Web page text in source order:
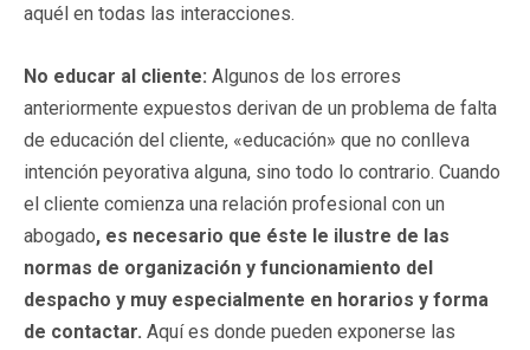
aquél en todas las interacciones.
No educar al cliente: Algunos de los errores
anteriormente expuestos derivan de un problema de falta
de educación del cliente, «educación» que no conlleva
intención peyorativa alguna, sino todo lo contrario. Cuando
el cliente comienza una relación profesional con un
abogado, es necesario que éste le ilustre de las
normas de organización y funcionamiento del
despacho y muy especialmente en horarios y forma
de contactar. Aquí es donde pueden exponerse las